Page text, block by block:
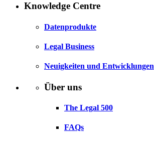
Knowledge Centre
Datenprodukte
Legal Business
Neuigkeiten und Entwicklungen
Über uns
The Legal 500
FAQs